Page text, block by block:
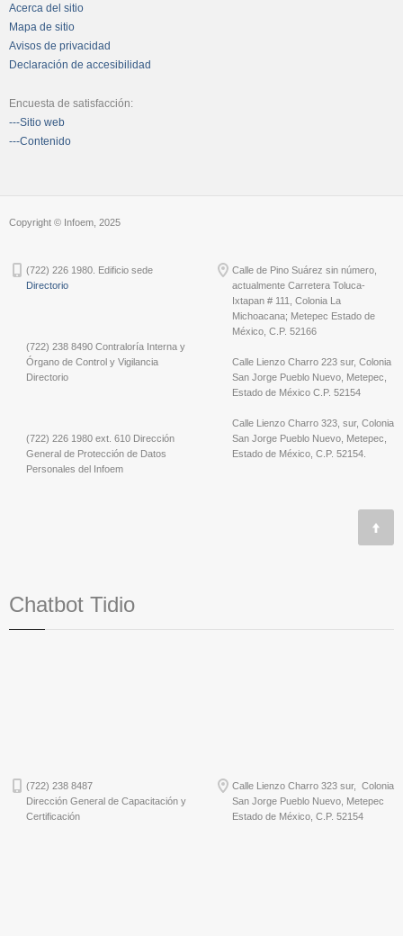
Acerca del sitio
Mapa de sitio
Avisos de privacidad
Declaración de accesibilidad
Encuesta de satisfacción:
---Sitio web
---Contenido
Copyright © Infoem, 2025
(722) 226 1980. Edificio sede
Directorio
(722) 238 8490 Contraloría Interna y
Órgano de Control y Vigilancia
Directorio
(722) 226 1980 ext. 610 Dirección
General de Protección de Datos
Personales del Infoem
Calle de Pino Suárez sin número,
actualmente Carretera Toluca-
Ixtapan # 111, Colonia La
Michoacana; Metepec Estado de
México, C.P. 52166
Calle Lienzo Charro 223 sur, Colonia
San Jorge Pueblo Nuevo, Metepec,
Estado de México C.P. 52154
Calle Lienzo Charro 323, sur, Colonia
San Jorge Pueblo Nuevo, Metepec,
Estado de México, C.P. 52154.
Chatbot Tidio
(722) 238 8487
Dirección General de Capacitación y
Certificación
Calle Lienzo Charro 323 sur, Colonia
San Jorge Pueblo Nuevo, Metepec
Estado de México, C.P. 52154